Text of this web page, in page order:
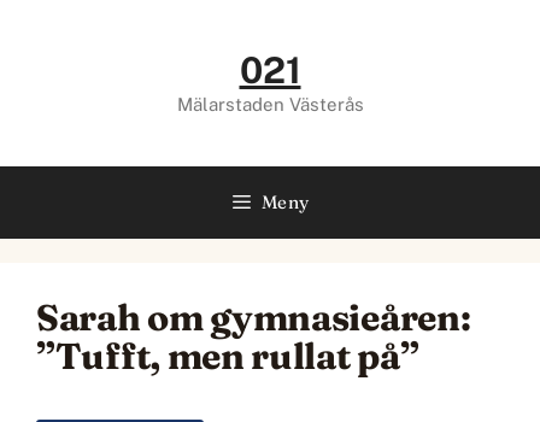
021
Mälarstaden Västerås
Meny
Sarah om gymnasieåren:
”Tufft, men rullat på”